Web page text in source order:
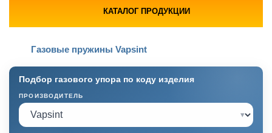
КАТАЛОГ ПРОДУКЦИИ
Газовые пружины Vapsint
Подбор газового упора по коду изделия
ПРОИЗВОДИТЕЛЬ
▾